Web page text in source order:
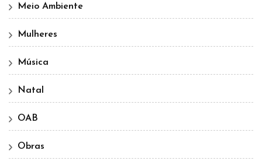
Meio Ambiente
Mulheres
Música
Natal
OAB
Obras